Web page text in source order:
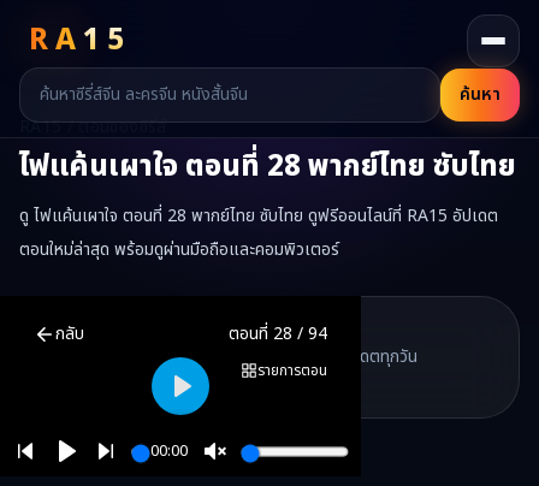
RA15
ค้นหา
RA15 / ตอนของซีรี่ส์
ไฟแค้นเผาใจ ตอนที่ 28พากย์ไทย ซับไทย
ดู ไฟแค้นเผาใจ ตอนที่ 28 พากย์ไทย ซับไทย ดูฟรีออนไลน์ที่ RA15 อัปเดต
ตอนใหม่ล่าสุด พร้อมดูผ่านมือถือและคอมพิวเตอร์
กลับ ตอนที่ 28 /94
รายการตอน
00:00
Play
ไฟแค้นเผาใจ
RA15 เป็นเว็บไซต์ดูซีรี่ส์จีนออนไลน์ฟรี ที่รวบรวมหนังจีน ละครจีน มิ
RA15 Drama
RA15 Drama
รวมซีรี่ส์จีน ละครสั้น หนังแนวตั้ง พากย์ไทย อัปเดตทุกวัน
RA15 Drama